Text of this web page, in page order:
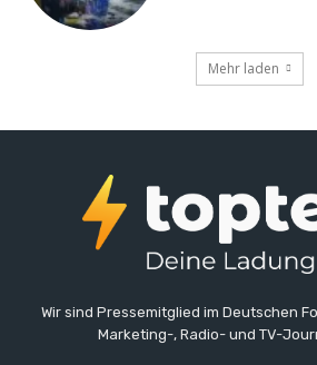
Mehr laden
Wir sind Pressemitglied im Deutschen
Marketing-, Radio- und TV-